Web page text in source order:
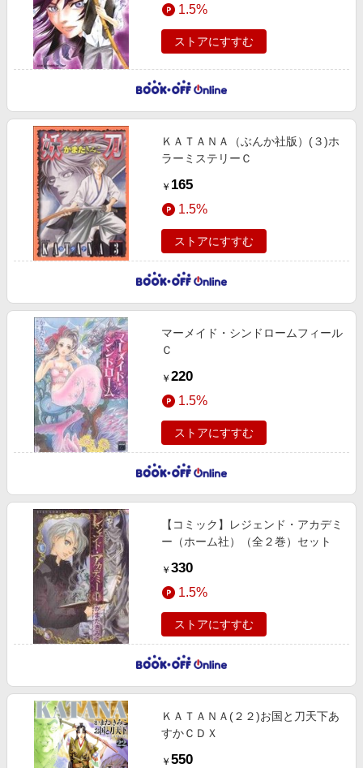
1.5%
ストアにすすむ
ＫＡＴＡＮＡ（ぶんか社版）(３)ホ
ラーミステリーＣ
￥ 165
1.5%
ストアにすすむ
マーメイド・シンドロームフィール
Ｃ
￥ 220
1.5%
ストアにすすむ
【コミック】レジェンド・アカデミ
ー（ホーム社）（全２巻）セット
￥ 330
1.5%
ストアにすすむ
ＫＡＴＡＮＡ(２２)お国と刀天下あ
すかＣＤＸ
￥ 550